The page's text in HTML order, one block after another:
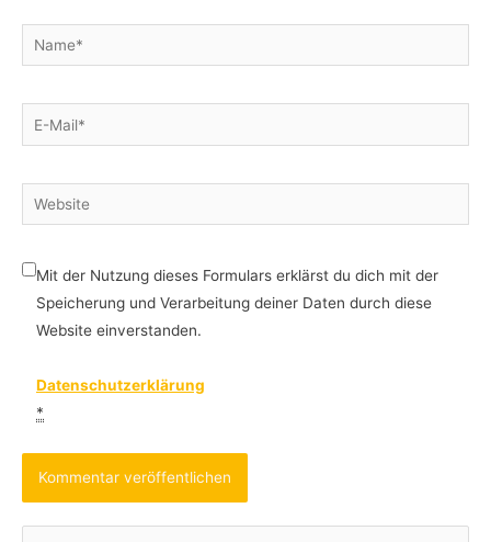
Name*
E-
Mail*
Website
Mit der Nutzung dieses Formulars erklärst du dich mit der
Speicherung und Verarbeitung deiner Daten durch diese
Website einverstanden.
Datenschutzerklärung
*